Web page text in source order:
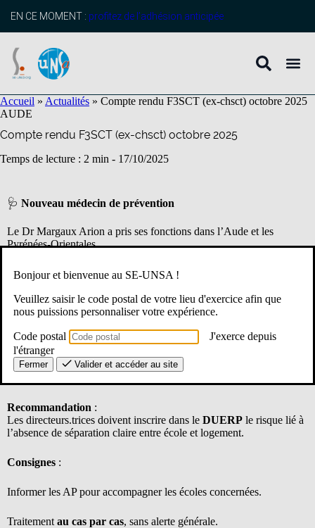
principal
EN CE MOMENT : profitez de l’adhésion anticipée
Accueil » Actualités » Compte rendu F3SCT (ex-chsct) octobre 2025
AUDE
Compte rendu F3SCT (ex-chsct) octobre 2025
Temps de lecture : 2 min - 17/10/2025
🩺 Nouveau médecin de prévention
Le Dr Margaux Arion a pris ses fonctions dans l’Aude et les
Pyrénées-Orientales.
Écoles visitées: Thézan, Escales, Douzens, Laure-Minervois.
en location d’anciens logements de fonction accessibles par les
locaux scolaires, posant problème au regard du plan Vigipirate.
Recommandation :
Les directeurs.trices doivent inscrire dans le DUERP le risque lié à
l’absence de séparation claire entre école et logement.
Consignes :
Informer les AP pour accompagner les écoles concernées.
Traitement au cas par cas, sans alerte générale.
Bonjour et bienvenue au SE-UNSA !
Veuillez saisir le code postal de votre lieu d'exercice afin que
nous puissions personnaliser votre expérience.
Code postal
J'exerce depuis
l'étranger
Fermer Valider et accéder au site